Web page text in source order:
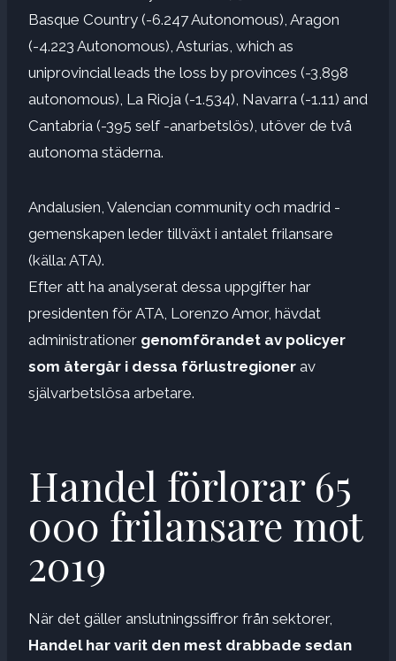
Basque Country (-6.247 Autonomous), Aragon
(-4.223 Autonomous), Asturias, which as
uniprovincial leads the loss by provinces (-3,898
autonomous), La Rioja (-1.534), Navarra (-1.11) and
Cantabria (-395 self -anarbetslös), utöver de två
autonoma städerna.
Andalusien, Valencian community och madrid -
gemenskapen leder tillväxt i antalet frilansare
(källa: ATA).
Efter att ha analyserat dessa uppgifter har
presidenten för ATA, Lorenzo Amor, hävdat
administrationer genomförandet av policyer
som återgår i dessa förlustregioner av
självarbetslösa arbetare.
Handel förlorar 65
000 frilansare mot
2019
När det gäller anslutningssiffror från sektorer,
Handel har varit den mest drabbade sedan